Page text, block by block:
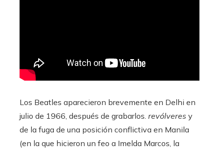
Los Beatles aparecieron brevemente en Delhi en
julio de 1966, después de grabarlos. revólveres y
de la fuga de una posición conflictiva en Manila
(en la que hicieron un feo a Imelda Marcos, la